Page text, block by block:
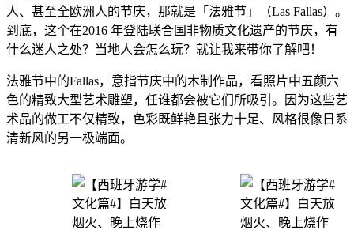
人、甚至全欧洲人的节庆，那就是「法雅节」（Las Fallas）。
到底，这个在2016 年登陆联合国非物质文化遗产的节庆，有
什么迷人之处？当地人会怎么玩？就让我来带你了解吧！
法雅节中的Fallas，意指节庆中的木制作品，看照片中五颜六
色的精致大型艺术雕塑，任谁都会被它们所吸引。因为这些艺
术品的做工不仅精致，色彩既鲜艳且张力十足、风格很像日系
清新风的另一极端面。